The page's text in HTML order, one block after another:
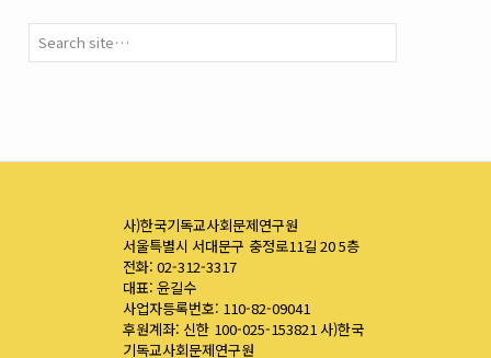
사)한국기독교사회문제연구원
서울특별시 서대문구 충정로11길 20 5층
전화: 02-312-3317
대표: 윤길수
사업자등록번호: 110-82-09041
후원계좌: 신한 100-025-153821 사)한국
기독교사회문제연구원